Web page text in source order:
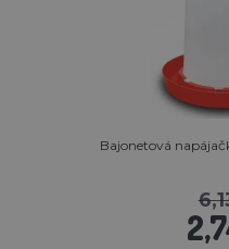
Bajonetová